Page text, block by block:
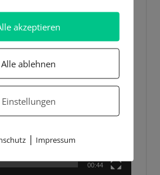
00:44
akzeptieren
Alle ablehnen
Einstellungen
| Impressum